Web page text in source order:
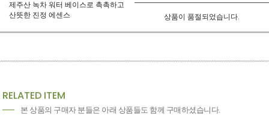
제주산 녹차 워터 베이스로 촉촉하고
산뜻한 진정 에센스
상품이 품절되었습니다.
RELATED ITEM
본 상품의 구매자 분들은 아래 상품들도 함께 구매하셨습니다.